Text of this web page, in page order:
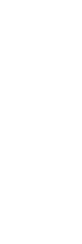
mercancías
14 años hasta su